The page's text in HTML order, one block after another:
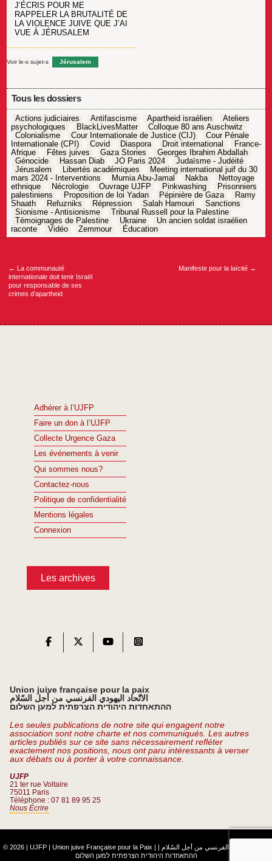
J’ÉCRIS POUR ME
RAPPELER LA BRUTALITÉ DE
LA VIOLENCE JUIVE QUE J’AI
VUE À JÉRUSALEM
Voir le-s sujet-s Jérusalem
Tous les dossiers
Actions judiciaires Antifascisme Apartheid israélien
Ateliers
psychologiques
BlackLivesMatter
Colloque 80 ans Auschwitz
Colonialisme
Cour Internationale de Justice (CIJ)
Cour Pénale
Internationale (CPI)
Covid Diaspora Droit international
France-
Afrique
Fêtes juives Gaza Stories
Georges Ibrahim Abdallah
Génocide
Hassan Diab JO Paris 2024
Judaïsme - Judéité
Jérusalem
Libertés académiques
Meeting international juif du 30
mars 2024 - Interventions
Mumia Abu-Jamal Nakba
Nettoyage
ethnique
Nécrologie Ouvrage UJFP Pinkwashing
Prisonniers
palestiniens
Proposition de loi Yadan Pépinière de Gaza
Ramy
Shaath
Refuzniks Répression Salah Hamouri
Sanctions
Sionisme - Antisionisme
Tribunal Russell pour la Palestine
Témoignages de Palestine
Ukraine
Un ancien soldat israélien
raconte
Vidéo Zemmour Éducation
Navigation
← La communauté
internationale doit tenir Israël
pour responsable de ses
crimes d’apartheid
Manifeste pour la laïcité →
Adhérer à l’UJFP
Faire un don à l’UJFP
Collecte Urgence Gaza
Les événements à venir
Qui sommes nous?
Contactez-nous
Politique de confidentialité
Mentions légales
Connexion
Les archives
Union juive française pour la paix
الاتّحاد اليهودي الفرنسي من أجل السّلام
ההתאחדות היהודית הצרפתית למען השלום
Les seules publications de notre site qui engagent notre
association sont notre charte et nos communiqués. Les autres
articles publiés sur ce site sans nécessairement refléter
exactement nos positions, nous ont paru intéressants à verser
aux débats ou à porter à votre connaissance.
UJFP
21 ter rue Voltaire
75011 Paris
Téléphone : 07 81 89 95 25
Nous Écrire
© 2026 | UJFP | Union juive Française pour la Paix | الاتّحاد اليهودي الفرنسي من أجل السّلام |
ההתאחדות היהודית הצרפתית למען השלום